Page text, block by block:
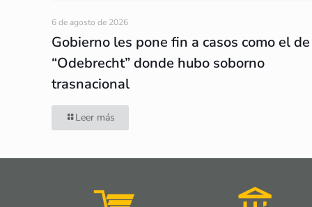
6 de agosto de 2026
Gobierno les pone fin a casos como el de
“Odebrecht” donde hubo soborno
trasnacional
Leer más